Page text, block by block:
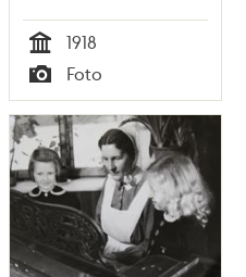
1918.
Tid
1918
Typ
Foto